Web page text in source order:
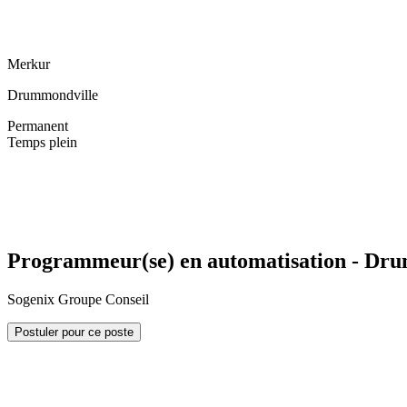
Merkur
Drummondville
Permanent
Temps plein
Programmeur(se) en automatisation -
Sogenix Groupe Conseil
Postuler pour ce poste